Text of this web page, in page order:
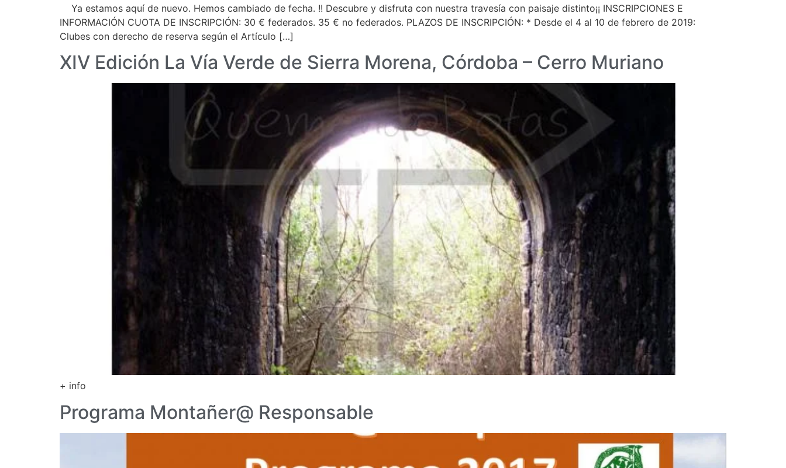
Ya estamos aquí de nuevo. Hemos cambiado de fecha. !! Descubre y disfruta con nuestra travesía con paisaje distinto¡¡ INSCRIPCIONES E
INFORMACIÓN CUOTA DE INSCRIPCIÓN: 30 € federados. 35 € no federados. PLAZOS DE INSCRIPCIÓN: * Desde el 4 al 10 de febrero de 2019:
Clubes con derecho de reserva según el Artículo […]
XIV Edición La Vía Verde de Sierra Morena, Córdoba – Cerro Muriano
+ info
Programa Montañer@ Responsable